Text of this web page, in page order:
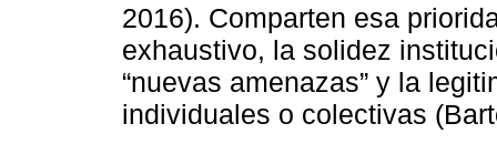
2016). Comparten esa
exhaustivo, la solidez
“nuevas amenazas” y la
individuales o colectivas